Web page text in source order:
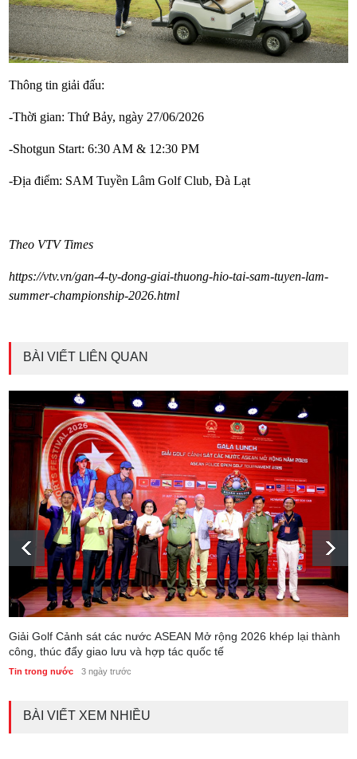
Thông tin giải đấu:
-Thời gian: Thứ Bảy, ngày 27/06/2026
-Shotgun Start: 6:30 AM & 12:30 PM
-Địa điểm: SAM Tuyền Lâm Golf Club, Đà Lạt
Theo VTV Times
https://vtv.vn/gan-4-ty-dong-giai-thuong-hio-tai-sam-tuyen-lam-
summer-championship-2026.html
BÀI VIẾT LIÊN QUAN
Giải Golf Cảnh sát các nước ASEAN Mở rộng 2026 khép lại thành
công, thúc đẩy giao lưu và hợp tác quốc tế
Tin trong nước 3 ngày trước
BÀI VIẾT XEM NHIỀU